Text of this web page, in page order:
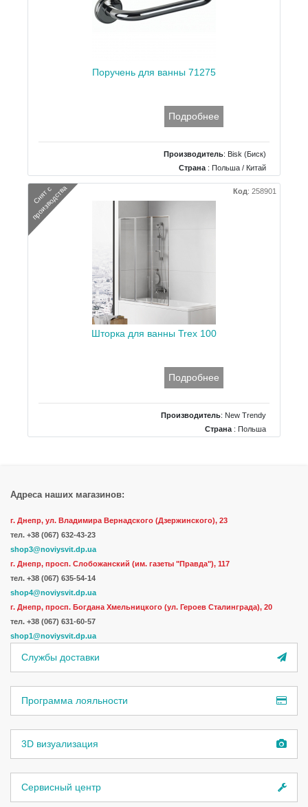
Поручень для ванны 71275
Подробнее
Производитель: Bisk (Биск)
Страна : Польша / Китай
С
н
я
т
с
п
р
о
и
з
в
о
д
с
т
в
а Код: 258901
Шторка для ванны Trex 100
Подробнее
Производитель: New Trendy
Страна : Польша
Адреса наших магазинов:
г. Днепр, ул. Владимира Вернадского (Дзержинского), 23
тел. +38 (067) 632-43-23
shop3@noviysvit.dp.ua
г. Днепр, просп. Слобожанский (им. газеты "Правда"), 117
тел. +38 (067) 635-54-14
shop4@noviysvit.dp.ua
г. Днепр, просп. Богдана Хмельницкого (ул. Героев Сталинграда), 20
тел. +38 (067) 631-60-57
shop1@noviysvit.dp.ua
Службы доставки
Программа лояльности
3D визуализация
Сервисный центр